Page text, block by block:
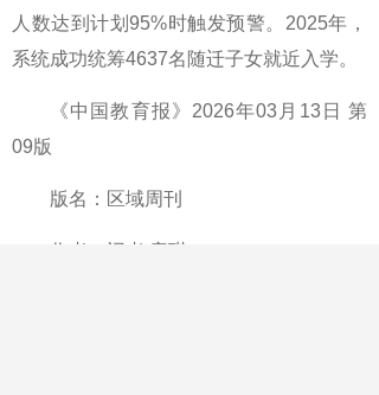
人数达到计划95%时触发预警。2025年，
系统成功统筹4637名随迁子女就近入学。
《中国教育报》2026年03月13日 第
09版
版名：区域周刊
作者：记者 唐琪